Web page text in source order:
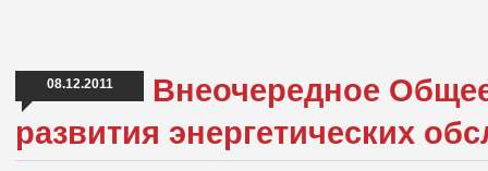
08.12.2011
Внеочередное
развития энергетических